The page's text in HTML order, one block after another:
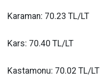
Karaman: 70.23 TL/LT
Kars: 70.40 TL/LT
Kastamonu: 70.02 TL/LT